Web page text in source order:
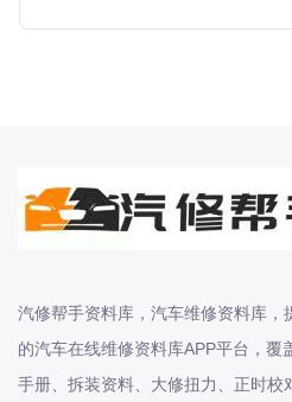
宝骏
宝骏
本田
本田-东风本田
本田-广州本田
汽修帮手资料库，汽车维修资料库，
的汽车在线维修资料库APP平台，覆
手册、拆装资料、大修扭力、正时校